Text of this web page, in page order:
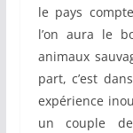
le pays
l’on aura le
animaux
part, c’est
expérience
un couple